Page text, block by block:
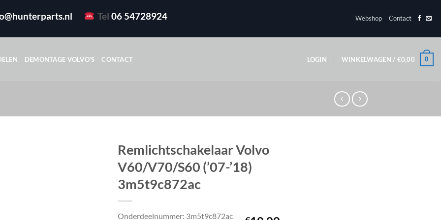
Tel 06 54728924 Webshop Contact
DEMONTAGE VOLVO’S CONTACT LOGIN WINKELWAGEN / €0,00 0
Remlichtschakelaar Volvo
V60/V70/S60 (’07-’18)
3m5t9c872ac
Onderdeelnummer: 3m5t9c872ac